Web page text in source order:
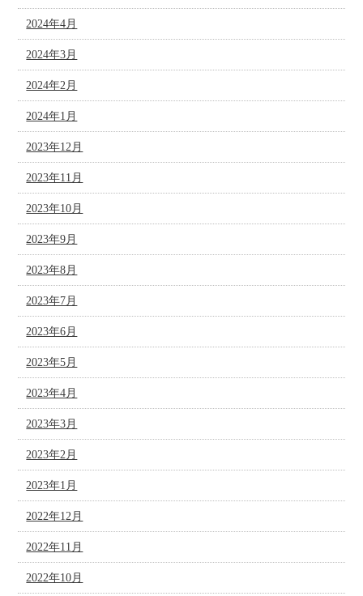
2024年4月
2024年3月
2024年2月
2024年1月
2023年12月
2023年11月
2023年10月
2023年9月
2023年8月
2023年7月
2023年6月
2023年5月
2023年4月
2023年3月
2023年2月
2023年1月
2022年12月
2022年11月
2022年10月